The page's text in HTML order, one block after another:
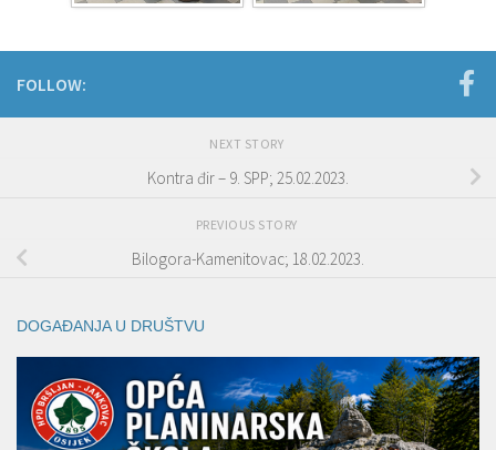
FOLLOW:
NEXT STORY
Kontra đir – 9. SPP; 25.02.2023.
PREVIOUS STORY
Bilogora-Kamenitovac; 18.02.2023.
DOGAĐANJA U DRUŠTVU